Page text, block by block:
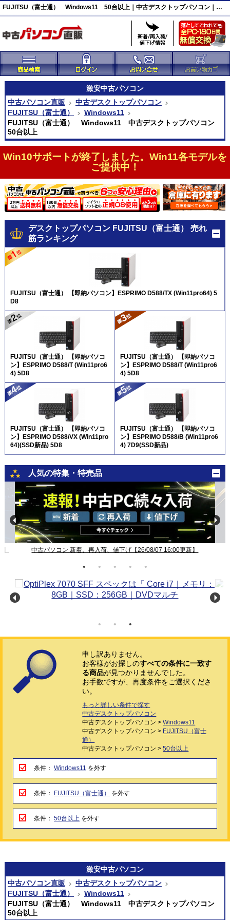
FUJITSU（富士通） Windows11 50台以上｜中古デスクトップパソコン｜中古パソコン直販
激安中古パソコン
中古パソコン直販
中古デスクトップパソコン
FUJITSU（富士通）
Windows11
FUJITSU（富士通） Windows11 中古デスクトップパソコン
50台以上
Win10サポートが終了しました。Win11各モデルを
ご提供中！
デスクトップパソコン FUJITSU（富士通） 売れ
筋ランキング
FUJITSU（富士通） 【即納パソコン】ESPRIMO D588/TX (Win11pro64) 5
D8
FUJITSU（富士通） 【即納パソコ
ン】ESPRIMO D588/T (Win11pro6
4) 5D8
FUJITSU（富士通） 【即納パソコ
ン】ESPRIMO D588/T (Win11pro6
4) 5D8
FUJITSU（富士通） 【即納パソコ
ン】ESPRIMO D588/VX (Win11pro
64)(SSD新品) 5D8
FUJITSU（富士通） 【即納パソコ
ン】ESPRIMO D588/B (Win11pro6
4) 7D9(SSD新品)
人気の特集・特売品
中古パソコン 新着、再入荷、値下げ【26/08/07 16:00更新】
申し訳ありません。
お客様がお探しのすべての条件に一致す
る商品が見つかりませんでした。
お手数ですが、再度条件をご選択くださ
い。
もっと詳しい条件で探す
中古デスクトップパソコン
中古デスクトップパソコン >Windows11
中古デスクトップパソコン > FUJITSU（富士
通）
中古デスクトップパソコン >50台以上
条件： Windows11 を外す
条件： FUJITSU（富士通） を外す
条件： 50台以上 を外す
激安中古パソコン
中古パソコン直販
中古デスクトップパソコン
FUJITSU（富士通）
Windows11
FUJITSU（富士通） Windows11 中古デスクトップパソコン
50台以上